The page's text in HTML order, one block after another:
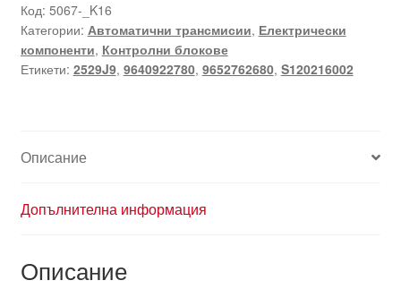
Код: 5067-_K16
Категории: Автоматични трансмисии, Електрически
компоненти, Контролни блокове
Етикети: 2529J9, 9640922780, 9652762680, S120216002
Описание
Допълнителна информация
Описание